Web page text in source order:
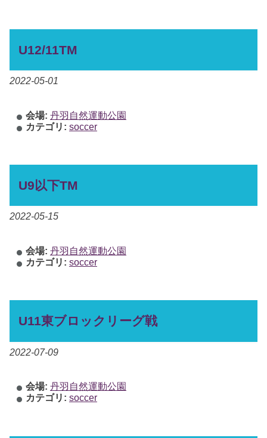
U12/11TM
2022-05-01
会場: 丹羽自然運動公園
カテゴリ: soccer
U9以下TM
2022-05-15
会場: 丹羽自然運動公園
カテゴリ: soccer
U11東ブロックリーグ戦
2022-07-09
会場: 丹羽自然運動公園
カテゴリ: soccer